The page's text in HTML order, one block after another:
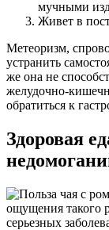
мучными
Живет в
Метеоризм,
устранить
же она не
желудочно-
обратиться к
Здоровая
ощущения такого
серьезных